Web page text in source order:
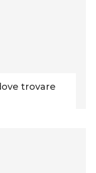
trovare